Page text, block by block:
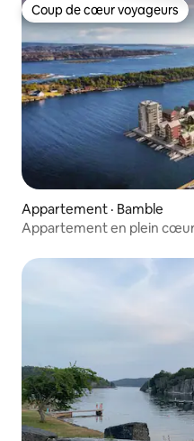
Coup de cœur voyageurs
Coup de cœur voyageurs
Appartement · Bamble
Appartement en plein